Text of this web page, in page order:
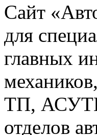
Сайт
для
главных
ТП,
отделов